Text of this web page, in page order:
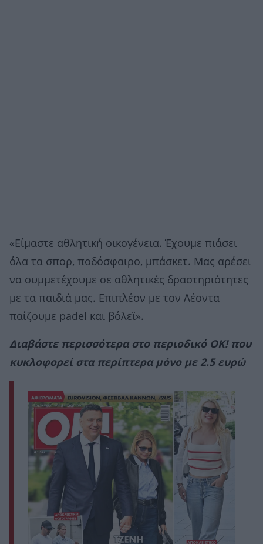
«Είμαστε αθλητική οικογένεια. Έχουμε πιάσει
όλα τα σπορ, ποδόσφαιρο, μπάσκετ. Μας αρέσει
να συμμετέχουμε σε αθλητικές δραστηριότητες
με τα παιδιά μας. Επιπλέον με τον Λέοντα
παίζουμε padel και βόλεϊ».
Διαβάστε περισσότερα στο περιοδικό ΟΚ! που
κυκλοφορεί στα περίπτερα μόνο με 2.5 ευρώ